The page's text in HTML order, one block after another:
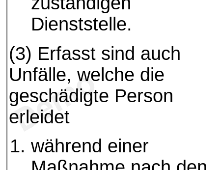
Dienststelle.
(3) Erfasst sind auch
Unfälle, welche die
geschädigte Person
erleidet
während einer